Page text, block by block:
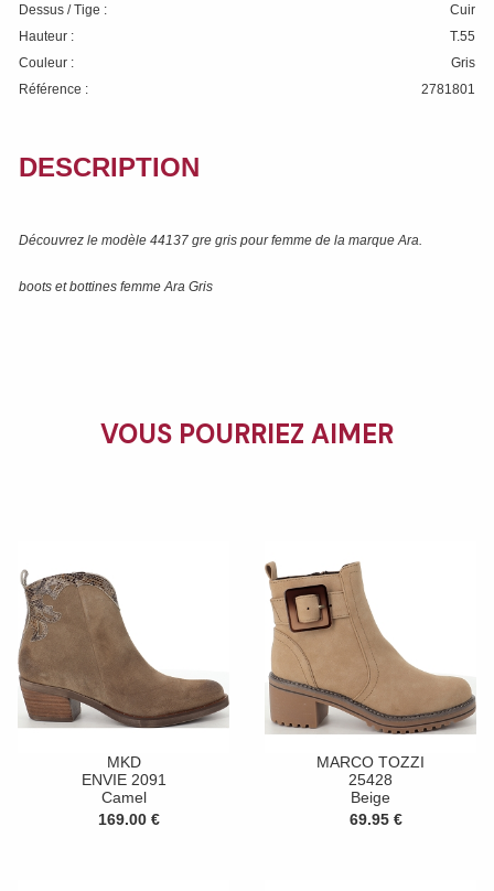
Dessus / Tige :
Cuir
Hauteur :
T.55
Couleur :
Gris
Référence :
2781801
DESCRIPTION
Découvrez le modèle 44137 gre gris pour femme de la marqueAra.
boots et bottines femme Ara Gris
VOUS POURRIEZ AIMER
MKD
ENVIE 2091
Camel
169.00 €
MARCO TOZZI
25428
Beige
69.95 €